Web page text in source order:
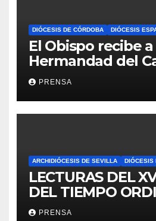
DIÓCESIS DE CÓRDOBA DIÓCESIS
El Obispo recibe a
Hermandad del
PRENSA
ARCHIDIÓCESIS DE SEVILLA DIÓCESIS
LECTURAS DEL
DEL TIEMPO
PRENSA